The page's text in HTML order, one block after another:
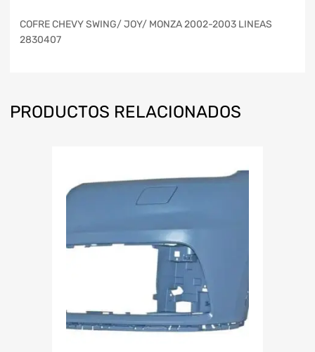
COFRE CHEVY SWING/ JOY/ MONZA 2002-2003 LINEAS
2830407
PRODUCTOS RELACIONADOS